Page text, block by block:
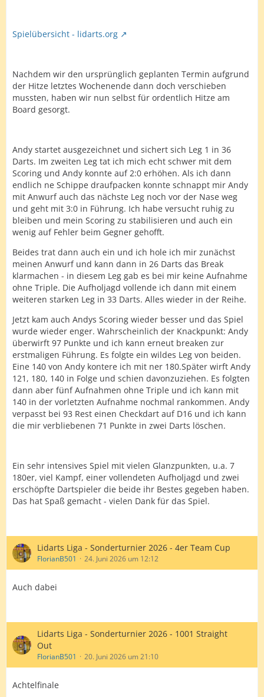
Spielübersicht - lidarts.org
Nachdem wir den ursprünglich geplanten Termin aufgrund
der Hitze letztes Wochenende dann doch verschieben
mussten, haben wir nun selbst für ordentlich Hitze am
Board gesorgt.
Andy startet ausgezeichnet und sichert sich Leg 1 in 36
Darts. Im zweiten Leg tat ich mich echt schwer mit dem
Scoring und Andy konnte auf 2:0 erhöhen. Als ich dann
endlich ne Schippe draufpacken konnte schnappt mir Andy
mit Anwurf auch das nächste Leg noch vor der Nase weg
und geht mit 3:0 in Führung. Ich habe versucht ruhig zu
bleiben und mein Scoring zu stabilisieren und auch ein
wenig auf Fehler beim Gegner gehofft.
Beides trat dann auch ein und ich hole ich mir zunächst
meinen Anwurf und kann dann in 26 Darts das Break
klarmachen - in diesem Leg gab es bei mir keine Aufnahme
ohne Triple. Die Aufholjagd vollende ich dann mit einem
weiteren starken Leg in 33 Darts. Alles wieder in der Reihe.
Jetzt kam auch Andys Scoring wieder besser und das Spiel
wurde wieder enger. Wahrscheinlich der Knackpunkt: Andy
überwirft 97 Punkte und ich kann erneut breaken zur
erstmaligen Führung. Es folgte ein wildes Leg von beiden.
Eine 140 von Andy kontere ich mit ner 180.Später wirft Andy
121, 180, 140 in Folge und schien davonzuziehen. Es folgten
dann aber fünf Aufnahmen ohne Triple und ich kann mit
140 in der vorletzten Aufnahme nochmal rankommen. Andy
verpasst bei 93 Rest einen Checkdart auf D16 und ich kann
die mir verbliebenen 71 Punkte in zwei Darts löschen.
Ein sehr intensives Spiel mit vielen Glanzpunkten, u.a. 7
180er, viel Kampf, einer vollendeten Aufholjagd und zwei
erschöpfte Dartspieler die beide ihr Bestes gegeben haben.
Das hat Spaß gemacht - vielen Dank für das Spiel.
Lidarts Liga - Sonderturnier 2026 - 4er Team Cup
FlorianB501 24. Juni 2026 um 12:12
Auch dabei
Lidarts Liga - Sonderturnier 2026 - 1001 Straight
Out
FlorianB501 20. Juni 2026 um 21:10
Achtelfinale